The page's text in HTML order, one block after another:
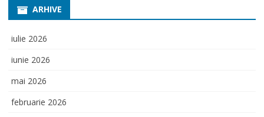
ARHIVE
iulie 2026
iunie 2026
mai 2026
februarie 2026